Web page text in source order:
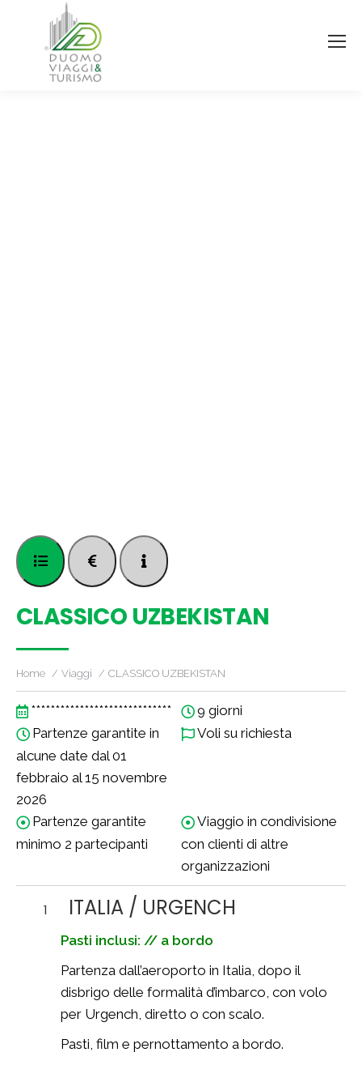
CLASSICO UZBEKISTAN
Home Viaggi CLASSICO UZBEKISTAN
*****************************
9 giorni
Partenze garantite in
alcune date dal 01
febbraio al 15 novembre
2026
Voli su richiesta
Partenze garantite
minimo 2 partecipanti
Viaggio in condivisione
con clienti di altre
organizzazioni
1 ITALIA / URGENCH
Pasti inclusi: // a bordo
Partenza dall’aeroporto in Italia, dopo il
disbrigo delle formalità d’imbarco, con volo
per Urgench, diretto o con scalo.
Pasti, film e pernottamento a bordo.